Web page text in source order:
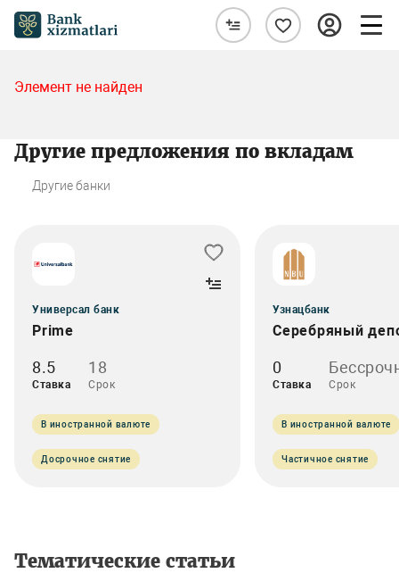
Элемент не найден
Другие предложения по вкладам
Другие банки
Универсал банк
Prime
8.5
Ставка
18
Срок
В иностранной валюте
Досрочное снятие
Узнацбанк
Серебряный
0
Ставка Срок
В иностранной валюте
Частичное снятие
Тематические статьи